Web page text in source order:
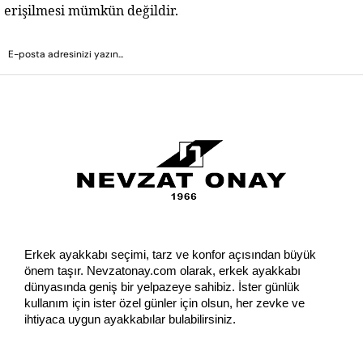
erişilmesi mümkün değildir.
Erkek ayakkabı seçimi, tarz ve konfor açısından büyük
önem taşır. Nevzatonay.com olarak, erkek ayakkabı
dünyasında geniş bir yelpazeye sahibiz. İster günlük
kullanım için ister özel günler için olsun, her zevke ve
ihtiyaca uygun ayakkabılar bulabilirsiniz.